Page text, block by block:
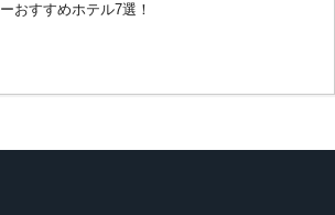
ーおすすめホテル7選！